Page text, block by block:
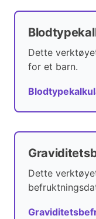
Dette
for et barn.
Dette